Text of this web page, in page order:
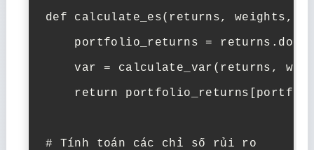
def calculate_es(returns, weights,
portfolio_returns =
var = calculate_var(returns,
return
# Tính toán các chỉ số rủi ro